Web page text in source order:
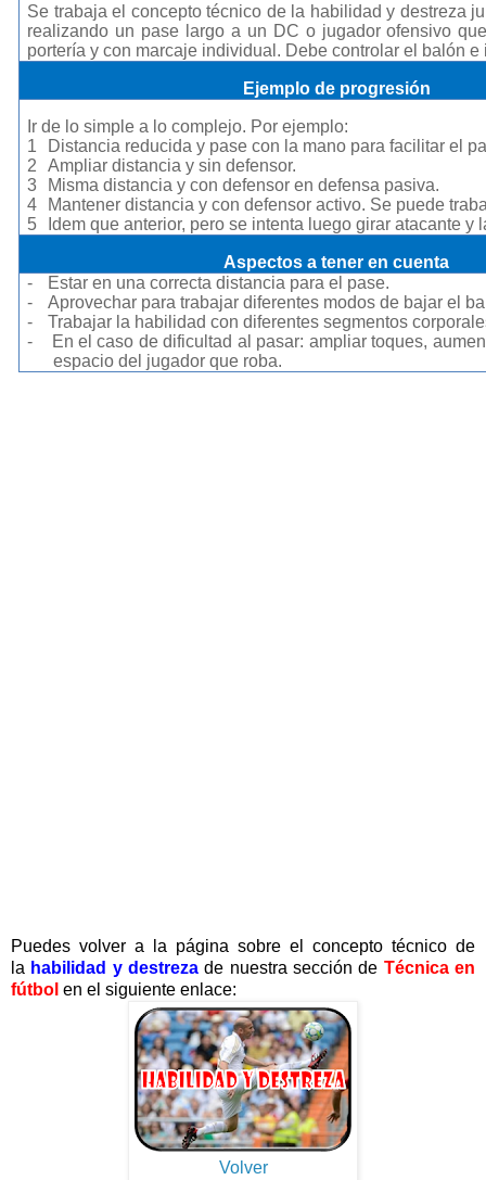
Se trabaja el concepto técnico de la habilidad y destreza
realizando un pase largo a un DC o jugador ofensivo
portería y con marcaje individual . Debe controlar el balón
Ejemplo de progresión
Ir de lo simple a lo complejo. Por ejemplo:
1
Distancia reducida y pase con la mano para facilitar el
2
Ampliar distancia y sin defensor.
3
Misma distancia y con defensor en defensa pasiva.
4
Mantener distancia y con defensor activo. Se puede
5
Idem que anterior, pero se intenta luego girar atacante y
Aspectos a tener en cuenta
-
Estar en una correcta distancia para el pase.
-
Aprovechar para trabajar diferentes modos de bajar el
-
Trabajar la habilidad con diferentes segmentos
-
En el caso de dificultad al pasar: ampliar toques,
espacio del jugador que roba.
Puedes volver a la página sobre el concepto técnico de
la habilidad y destrezade nuestra sección de Técnica en
fútbol en el siguiente enlace:
Volver